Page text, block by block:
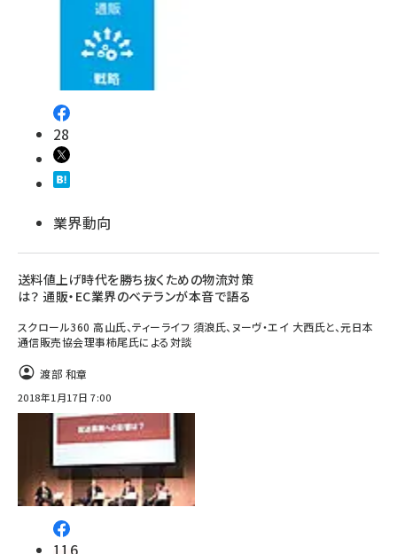
28
業界動向
送料値上げ時代を勝ち抜くための物流対策
は？ 通販・EC業界のベテランが本音で語る
スクロール360 高山氏、ティーライフ 須浪氏、ヌーヴ・エイ 大西氏と、元日本
通信販売協会理事柿尾氏による対談
渡部 和章
2018年1月17日 7:00
116